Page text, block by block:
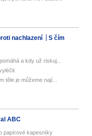
nachlazení
S čím
a kdy už riskuj...
těle je můžeme nají...
ABC
papírové kapesníky